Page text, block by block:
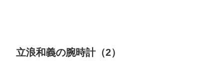
立浪和義の腕時計（2）